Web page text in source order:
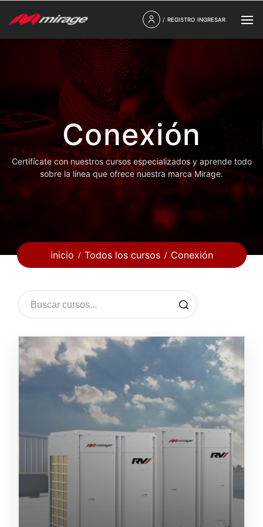
/ REGISTRO INGRESAR
Conexión
Certifícate con nuestros cursos especializados y aprende todo
sobre la línea que ofrece nuestra marca Mirage.
inicio Todos los cursos Conexión